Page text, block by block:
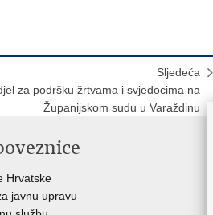
Sljedeća
za podršku žrtvama i svjedocima na
Županijskom sudu u Varaždinu
Hrvatske
javnu upravu